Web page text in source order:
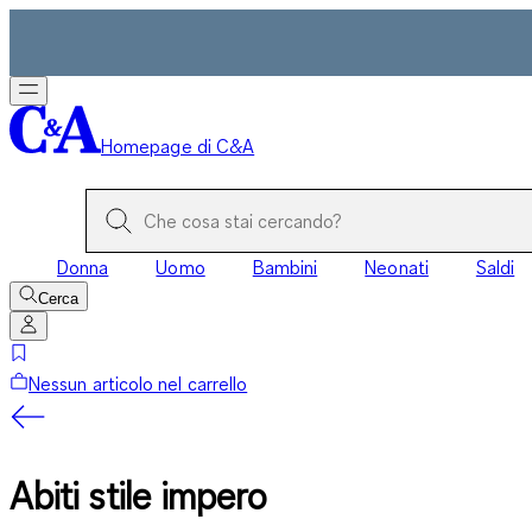
Homepage di C&A
Donna Uomo Bambini Neonati Saldi
Cerca
Nessun articolo nel carrello
Abiti stile impero